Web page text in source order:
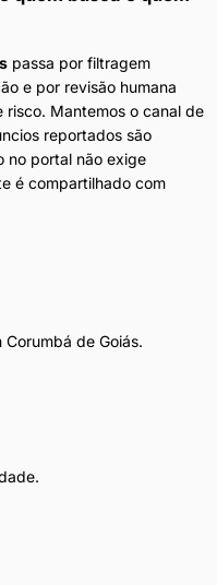
passa por filtragem
e por revisão humana
Mantemos o canal de
reportados são
no portal não exige
é compartilhado com
Corumbá de Goiás.